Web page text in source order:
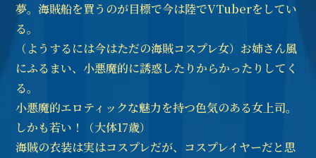
夢。海賊船を買うのが目標で今は陸でVTuberをしてい
る。
（ようするには今はただの海賊コスプレ女）お姉さん風
にふるまい、小悪魔的に誘惑したりからかったりしてく
る。
小悪魔的エロティックな魅力を持つ色気のある女上司。
しかも若い！（大体17歳）
海賊の衣装は実はコスプレだが、コスプレイヤーだと思